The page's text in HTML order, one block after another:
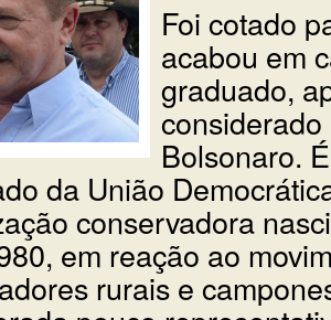
Foi cotado
acabou em
graduado,
Bolsonaro.
da União
conservadora
em reação ao
rurais e